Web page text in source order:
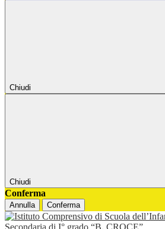
Chiudi
Chiudi
Conferma
Annulla Conferma